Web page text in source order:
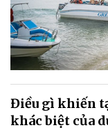
Điều gì khiến
khác biệt của